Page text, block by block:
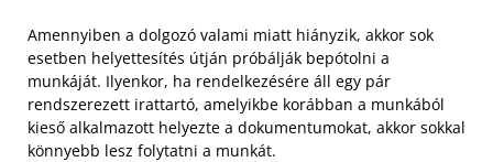
Amennyiben a dolgozó valami miatt hiányzik, akkor sok
esetben helyettesítés útján próbálják bepótolni a
munkáját. Ilyenkor, ha rendelkezésére áll egy pár
rendszerezett irattartó, amelyikbe korábban a munkából
kieső alkalmazott helyezte a dokumentumokat, akkor sokkal
könnyebb lesz folytatni a munkát.